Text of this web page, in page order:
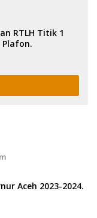
RTLH Titik 1
Plafon.
Aceh 2023-2024.